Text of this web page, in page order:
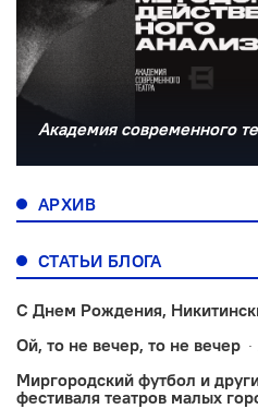
Академия современного
АРХИВ
СТАТЬИ БЛОГА
С Днем Рождения,
Ой, то не вечер, то не вечер
Миргородский футбол и
фестиваля театров малых